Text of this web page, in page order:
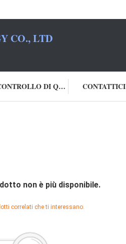
CO., LTD
CONTROLLO DI QUALITÀ CONTATTICI
non è più disponibile.
correlati che ti interessano.